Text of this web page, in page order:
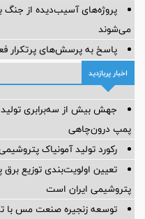
پروژه‌های آسیب‌دیده از جنگ
می‌شوند
پاسخ به پرسش‌های پرتکرار
اخبار پربازدید
جهش بیش از سه‌برابری
پمپ درون‌چاهی
رکورد تولید آمونیاک
تعیین اولویت‌بندی توزیع
پتروشیمی ایران است
توسعه زنجیره صنعت مس با